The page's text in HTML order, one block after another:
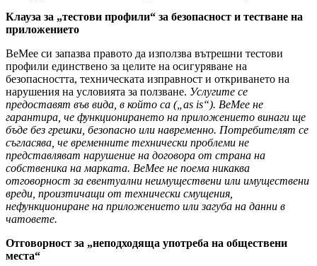
Клауза за „тестови профили“ за безопасност и тестване на
приложението
BeMee си запазва правото да използва вътрешни тестови
профили единствено за целите на осигуряване на
безопасността, техническата изправност и откриването на
нарушения на условията за ползване. Услугите се
предоставят във вида, в който са („as is“). BeMee не
гарантира, че функционирането на приложението винаги ще
бъде без грешки, безопасно или навременно. Потребителят се
съгласява, че временните технически проблеми не
представляват нарушение на договора от страна на
собственика на марката. BeMee не поема никаква
отговорност за евентуални неимуществени или имуществени
вреди, произтичащи от технически смущения,
нефункциониране на приложението или загуба на данни в
чатовете.
Отговорност за „неподходяща употреба на обществени
места“